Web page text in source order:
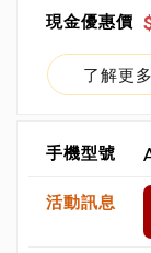
了解更多